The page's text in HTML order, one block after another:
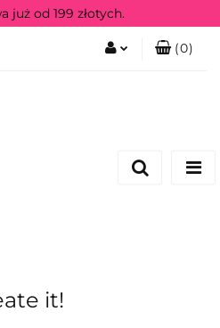
już od 199 złotych.
(0)
it!